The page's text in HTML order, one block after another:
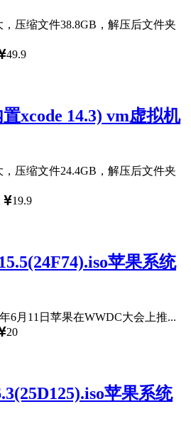
缩文件38.8GB，解压后文件夹
49.9
xcode 14.3) vm虚拟机
缩文件24.4GB，解压后文件夹
19.9
苹果系统
年6月11日苹果在WWDC大会上推...
20
苹果系统